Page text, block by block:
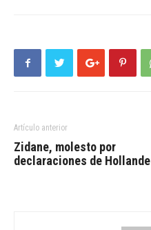
Artículo anterior
Zidane, molesto por
declaraciones de Hollande